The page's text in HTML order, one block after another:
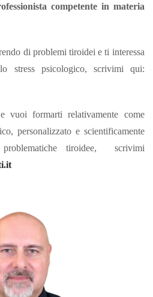
competente in materia
di problemi tiroidei e ti interessa
stress psicologico, scrivimi qui:
e vuoi formarti relativamente come
personalizzato e scientificamente
tiroidee, scrivimi